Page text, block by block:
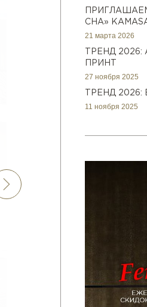
СНА»
21 марта 2026
ТРЕНД
ПРИНТ
27 ноября 2025
ТРЕНД
11 ноября 2025